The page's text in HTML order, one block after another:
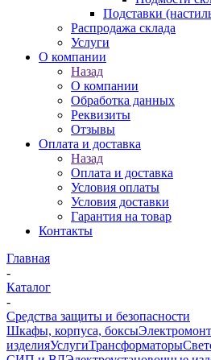
Подставки
Распродажа склада
Услуги
О компании
Назад
О компании
Обработка данных
Реквизиты
Отзывы
Оплата и доставка
Назад
Оплата и доставка
Условия оплаты
Условия доставки
Гарантия на товар
Контакты
Главная
-
Каталог
-
Средства защиты и безопасности
Шкафы, корпуса, боксы
изделияУслугиТрансформаторы